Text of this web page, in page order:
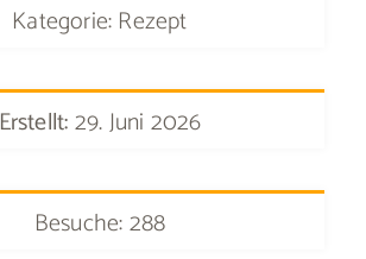
Kategorie: Rezept
Erstellt:29. Juni 2026
Besuche: 288